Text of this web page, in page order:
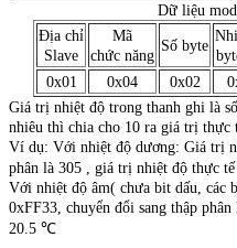
Dữ liệu
Địa chỉ
Slave
Mã
chức năng
Số byte
0x01
0x04 0x02
Giá trị nhiệt độ trong thanh ghi là
nhiêu thì chia cho 10 ra giá trị thực
Ví dụ: Với nhiệt độ dương: Giá trị
phân là 305 , giá trị nhiệt độ thực
Với nhiệt độ âm( chưa bit dấu,
0xFF33, chuyển đổi sang thập
20.5 ℃